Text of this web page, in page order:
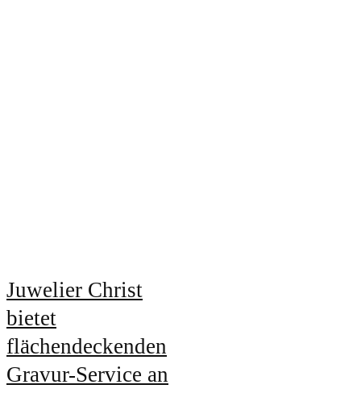
Juwelier Christ
bietet
flächendeckenden
Gravur-Service an